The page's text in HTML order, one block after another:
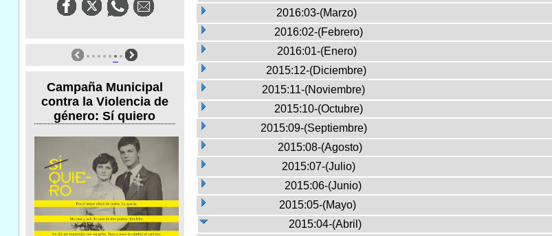
Campaña Municipal
contra la Violencia de
género: Sí quiero
2016:03-(Marzo)
2016:02-(Febrero)
2016:01-(Enero)
2015:12-(Diciembre)
2015:11-(Noviembre)
2015:10-(Octubre)
2015:09-(Septiembre)
2015:08-(Agosto)
2015:07-(Julio)
2015:06-(Junio)
2015:05-(Mayo)
2015:04-(Abril)